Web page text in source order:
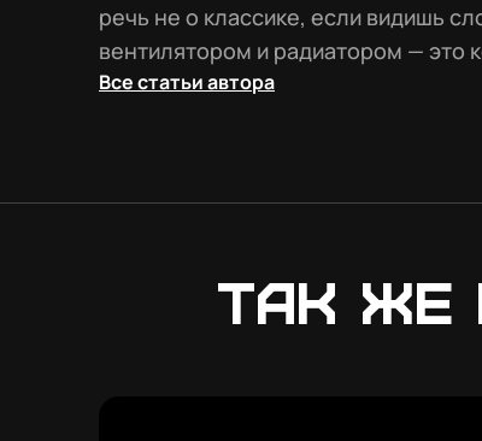
речь не о классике, если видишь
вентилятором и радиатором — это
Все статьи автора
Так же